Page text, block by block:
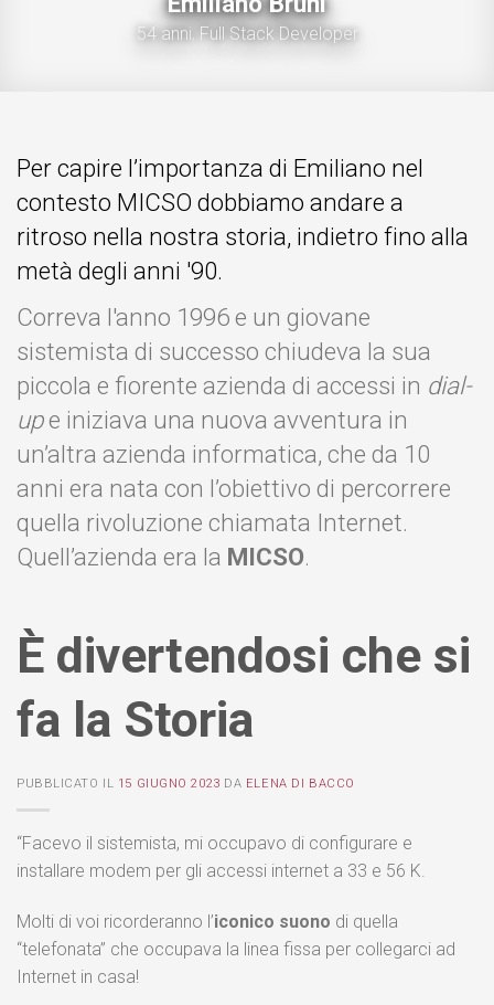
54 anni, Full Stack Developer
Per capire l’importanza di Emiliano nel
contesto MICSO dobbiamo andare a
ritroso nella nostra storia, indietro fino alla
metà degli anni '90.
Correva l'anno 1996 e un giovane
sistemista di successo chiudeva la sua
piccola e fiorente azienda di accessi in dial-
upe iniziava una nuova avventura in
un’altra azienda informatica, che da 10
anni era nata con l’obiettivo di percorrere
quella rivoluzione chiamata Internet.
Quell’azienda era la MICSO.
È divertendosi che si
fa la Storia
PUBBLICATO IL 15 GIUGNO 2023 DA ELENA DI BACCO
“Facevo il sistemista, mi occupavo di configurare e
installare modem per gli accessi internet a 33 e 56 K.
Molti di voi ricorderanno l’iconico suono di quella
“telefonata” che occupava la linea fissa per collegarci ad
Internet in casa!